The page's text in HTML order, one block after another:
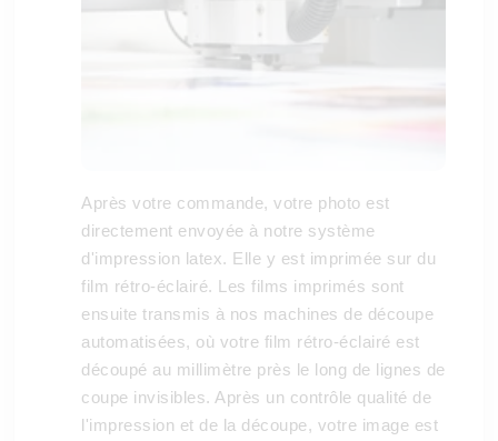
Après votre commande, votre photo est
directement envoyée à notre système
d'impression latex. Elle y est imprimée sur du
film rétro-éclairé. Les films imprimés sont
ensuite transmis à nos machines de découpe
automatisées, où votre film rétro-éclairé est
découpé au millimètre près le long de lignes de
coupe invisibles. Après un contrôle qualité de
l'impression et de la découpe, votre image est